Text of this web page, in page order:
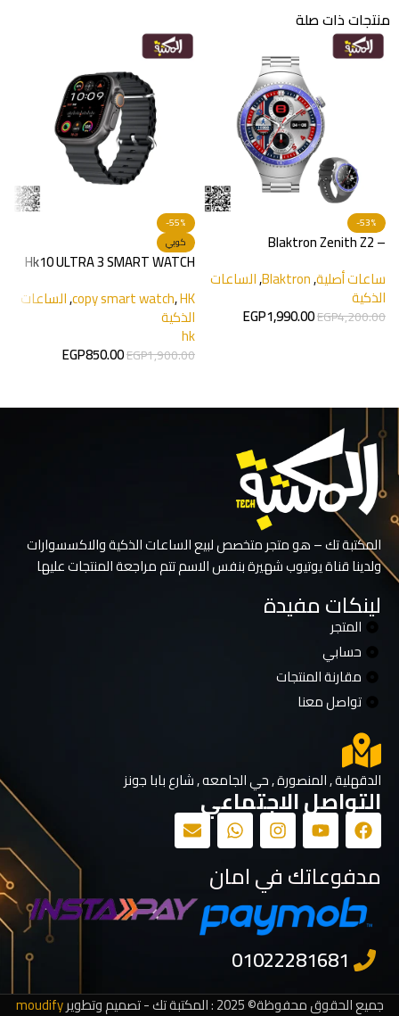
منتجات ذات صلة
-53%
Blaktron Zenith Z2 –
ساعات أصلية,
Blaktron
,الساعات
الذكية
EGP4,200.00
EGP1,990.00
-55%
كوبي
Hk10 ULTRA 3 SMART WATCH
copy smart watch,HK
,الساعات
الذكية
hk
EGP1,900.00
EGP850.00
المكتبة تك – هو متجر متخصص لبيع الساعات الذكية والاكسسوارات
ولدينا قناة يوتيوب شهيرة بنفس الاسم تتم مراجعة المنتجات عليها
لينكات مفيدة
المتجر
حسابي
مقارنة المنتجات
تواصل معنا
الدقهلية , المنصورة , حي الجامعه , شارع بابا جونز
التواصل الاجتماعي
مدفوعاتك في امان
جميع الحقوق محفوظة© 2025 : المكتبة تك - تصميم وتطوير moudify